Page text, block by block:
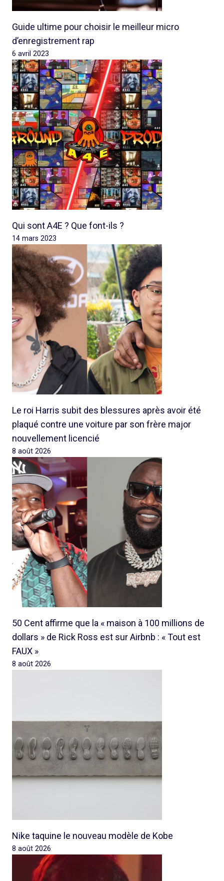
Guide ultime pour choisir le meilleur micro
d’enregistrement rap
6 avril 2023
Qui sont A4E ? Que font-ils ?
14 mars 2023
Le roi Harris subit des blessures après avoir été
plaqué contre une voiture par son frère major
nouvellement licencié
8 août 2026
50 Cent affirme que la « maison à 100 millions de
dollars » de Rick Ross est sur Airbnb : « Tout est
FAUX »
8 août 2026
Nike taquine le nouveau modèle de Kobe
8 août 2026